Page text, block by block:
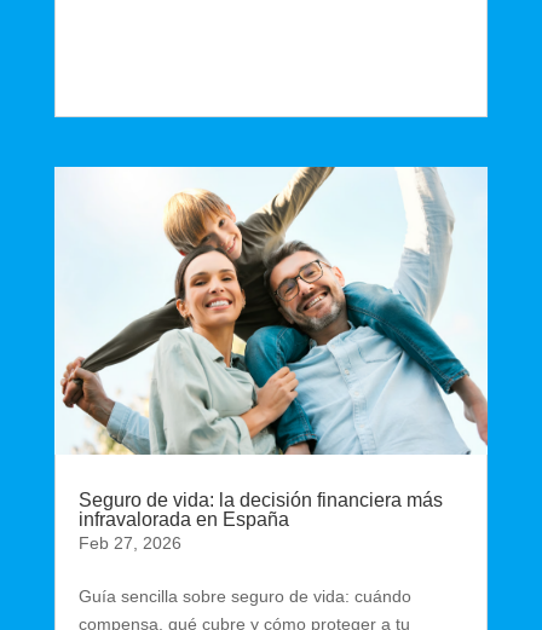
Seguro de vida: la decisión financiera más
infravalorada en España
Feb 27, 2026
Guía sencilla sobre seguro de vida: cuándo
compensa, qué cubre y cómo proteger a tu